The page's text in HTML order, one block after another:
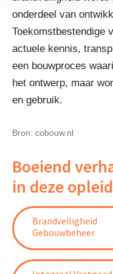
onderdeel van
Toekomstbestendige
actuele kennis,
een bouwproces
het ontwerp, maar
en gebruik.
Bron: cobouw.nl
Boeiend
in deze
Brandveiligheid
Gebouwbeheer